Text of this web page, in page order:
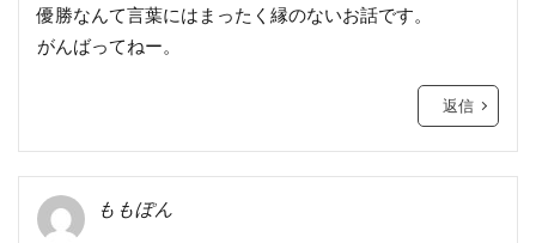
優勝なんて言葉にはまったく縁のないお話です。
がんばってねー。
返信
ももぽん